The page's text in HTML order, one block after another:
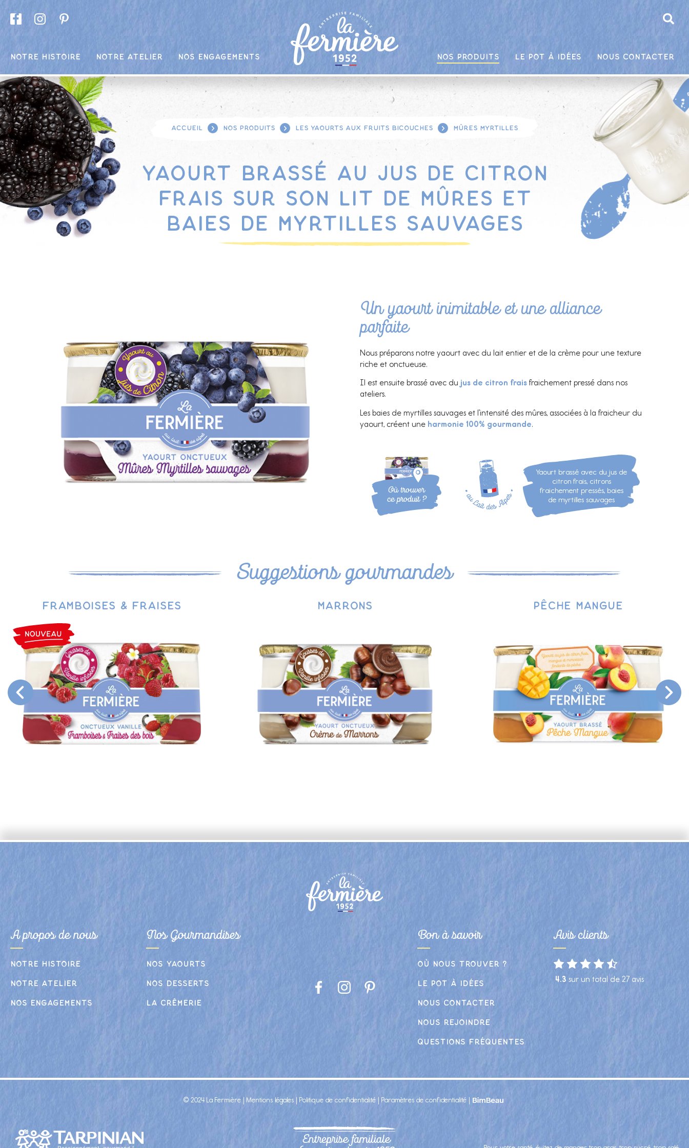
Notre Histoire Notre Atelier Nos engagements Nos produits Le pot à idées Nous contacter
Accueil Nos produits Les yaourts aux fruits bicouches mûres myrtilles
Yaourt brassé au jus de citron
frais sur son lit de mûres et
baies de myrtilles sauvages
Un yaourt inimitable et une alliance
parfaite
Nous préparons notre yaourt avec du lait entier et de la crème pour une texture
riche et onctueuse.
Il est ensuite brassé avec du jus de citron frais fraichement pressé dans nos
ateliers.
Les baies de myrtilles sauvages et l’intensité des mûres, associées à la fraicheur du
yaourt, créent une harmonie 100% gourmande.
Où trouver
ce produit ?
Yaourt brassé avec du jus de
citron frais, citrons
fraichement pressés, baies
de myrtilles sauvages
Suggestions gourmandes
marrons pêche mangue Caramel
A propos de nous
Notre histoire
Notre atelier
Nos engagements
Nos Gourmandises
Nos yaourts
Nos desserts
La crêmerie
Bon à savoir
Où nous trouver ?
Le pot à idées
Nous contacter
Nous rejoindre
Questions fréquentes
Avis clients
4.3 sur un total de27 avis
© 2024 La Fermière | Mentions légales| Politique de confidentialité| Paramètres de confidentialité|
Entreprise familiale